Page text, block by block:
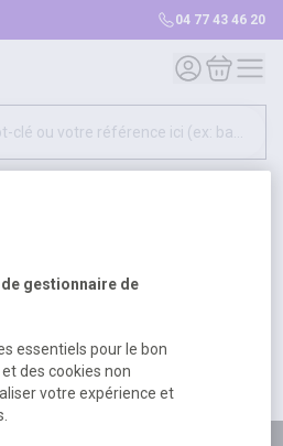
04 77 43 46 20
Mon compte
Mon
gêne occasionée.
Retour à l'accueil
gestionnaire de
essentiels pour le bon
des cookies non
votre expérience et